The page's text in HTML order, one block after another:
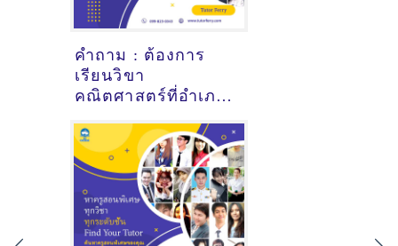
คำถาม : ต้องการ
เรียนวิขา
คณิตศาสตร์ที่อำเภอ
ดูคำแนะนำครูสอน
พิเศษที่นี่